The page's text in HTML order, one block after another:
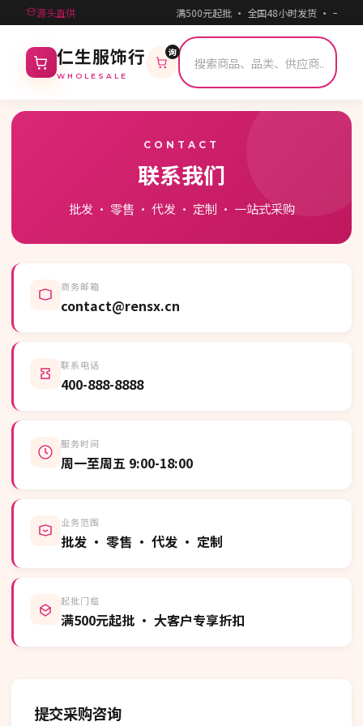
源头直供 满500元起批 · 全国48小时发货 · 一件
仁生服饰行
WHOLESALE
询
CONTACT
联系我们
批发 · 零售 · 代发 · 定制 · 一站式采购
商务邮箱
contact@rensx.cn
联系电话
400-888-8888
服务时间
周一至周五 9:00-18:00
业务范围
批发 · 零售 · 代发 · 定制
起批门槛
满500元起批 · 大客户专享折扣
提交采购咨询